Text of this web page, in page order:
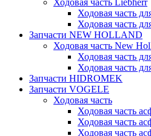
Ходовая часть Liebherr
Ходовая часть
Ходовая часть
Запчасти NEW HOLLAND
Ходовая часть New
Ходовая часть
Ходовая часть
Запчасти HIDROMEK
Запчасти VOGELE
Ходовая часть
Ходовая часть
Ходовая часть
Ходовая часть